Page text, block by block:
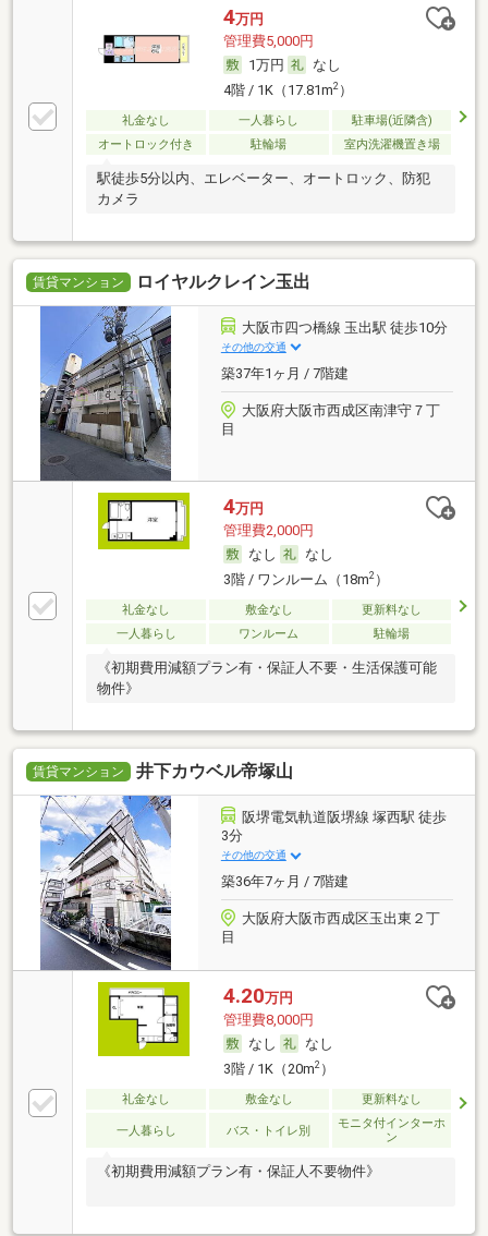
4万円
管理費5,000円
1万円
なし
4階 / 1K（17.81m2）
礼金なし 一人暮らし
駐車場(近隣含)
オートロック付き
駐輪場 室内洗濯機置き場
駅徒歩5分以内、エレベーター、オートロック、防犯
カメラ
賃貸マンション ロイヤルクレイン玉出
大阪市四つ橋線 玉出駅 徒歩10分
その他の交通
築37年1ヶ月 / 7階建
大阪府大阪市西成区南津守７丁
目
4万円
管理費2,000円
なし
なし
3階 / ワンルーム（18m2）
礼金なし 敷金なし
更新料なし
一人暮らし
ワンルーム 駐輪場
《初期費用減額プラン有・保証人不要・生活保護可能
物件》
賃貸マンション 井下カウベル帝塚山
阪堺電気軌道阪堺線 塚西駅 徒歩
3分
その他の交通
築36年7ヶ月 / 7階建
大阪府大阪市西成区玉出東２丁
目
4.20万円
管理費8,000円
なし
なし
3階 / 1K（20m2）
礼金なし 敷金なし 更新料なし
一人暮らし バス・トイレ別
モニタ付インターホ
ン
《初期費用減額プラン有・保証人不要物件》